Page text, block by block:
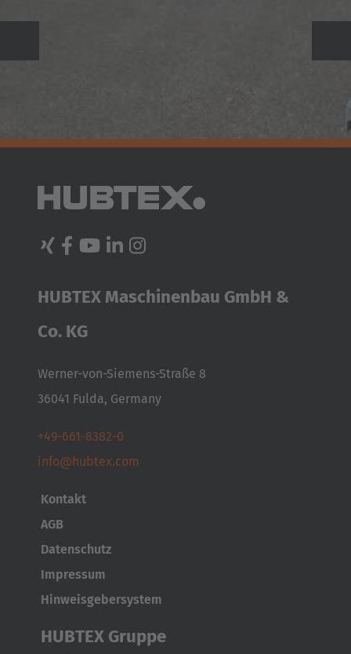
AMERICA
Português
United States
English
ASIA/PACIFIC
Australia
HUBTEX Maschinenbau GmbH &
Co. KG
Werner-von-Siemens-Straße 8
36041 Fulda, Germany
+49-661-8382-0
info@hubtex.com
Kontakt
AGB
Datenschutz
Impressum
Hinweisgebersystem
HUBTEX Gruppe